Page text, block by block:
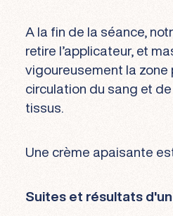
A la fin de la séance,
retire l’applicateur, et
vigoureusement la zone
circulation du sang et
tissus.
Une crème apaisante
Suites et résultats